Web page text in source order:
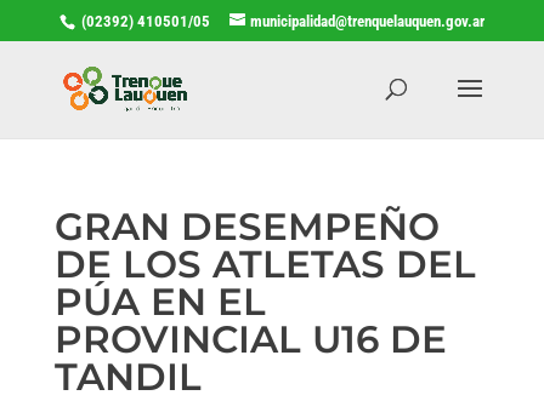
(02392) 410501/05 municipalidad@trenquelauquen.gov.ar
GRAN DESEMPEÑO
DE LOS ATLETAS DEL
PÚA EN EL
PROVINCIAL U16 DE
TANDIL